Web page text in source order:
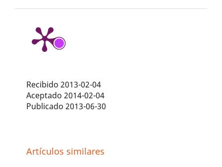
Recibido 2013-02-04
Aceptado 2014-02-04
Publicado 2013-06-30
Artículos similares